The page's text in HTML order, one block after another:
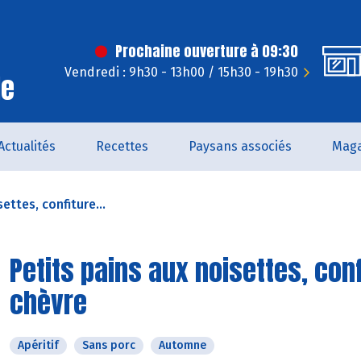
Prochaine ouverture à 09:30
Vendredi : 9h30 - 13h00 / 15h30 - 19h30
Recettes Paysans associés
confiture...
Petits pains aux noisettes,
chèvre
Apéritif Sans porc Automne